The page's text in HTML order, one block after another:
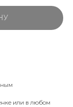
или в любом